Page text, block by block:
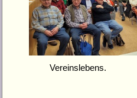
Vereinslebens.